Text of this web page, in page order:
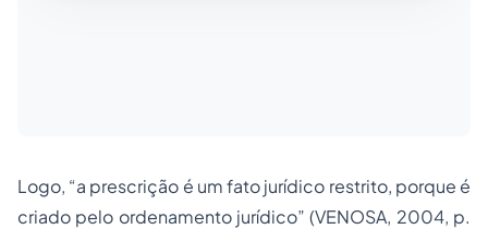
Logo, “a prescrição é um fato jurídico restrito, porque é
criado pelo ordenamento jurídico” (VENOSA, 2004, p.